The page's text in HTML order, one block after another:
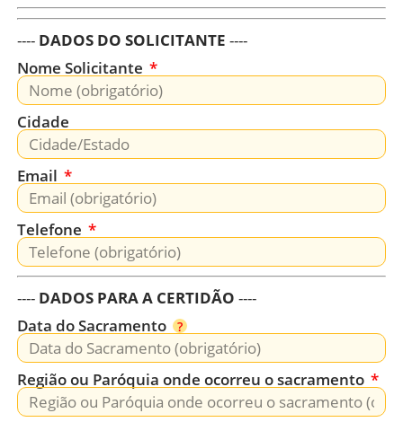
---- DADOS DO SOLICITANTE ----
Nome Solicitante
Cidade
Email
Telefone
---- DADOS PARA A CERTIDÃO ----
Data do Sacramento
Região ou Paróquia onde ocorreu o sacramento